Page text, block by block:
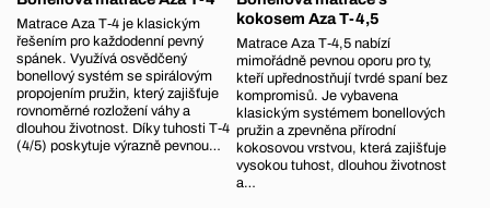
Matrace Aza T‑4 je klasickým
řešením pro každodenní pevný
spánek. Využívá osvědčený
bonellový systém se spirálovým
propojením pružin, který zajišťuje
rovnoměrné rozložení váhy a
dlouhou životnost. Díky tuhosti T‑4
(4/5) poskytuje výrazně pevnou…
kokosem Aza T-4,5
Matrace Aza T‑4,5 nabízí
mimořádně pevnou oporu pro ty,
kteří upřednostňují tvrdé spaní bez
kompromisů. Je vybavena
klasickým systémem bonellových
pružin a zpevněna přírodní
kokosovou vrstvou, která zajišťuje
vysokou tuhost, dlouhou životnost
a…